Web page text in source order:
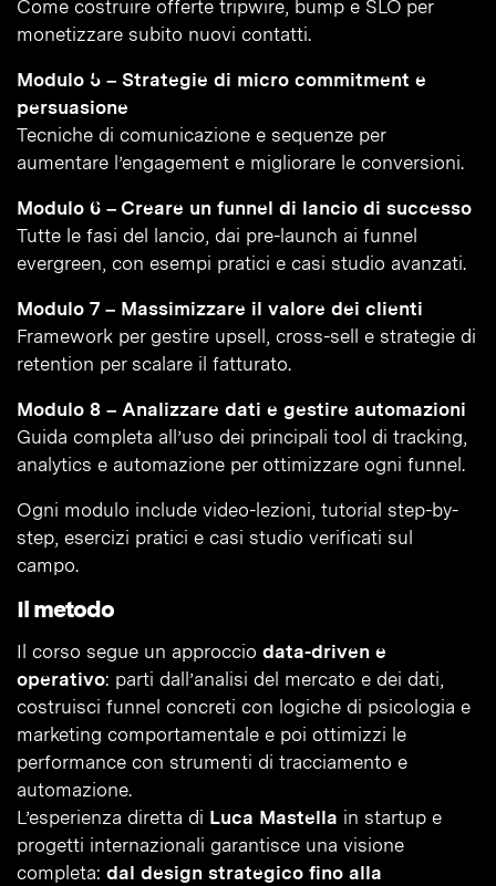
Come costruire offerte tripwire, bump e SLO per
monetizzare subito nuovi contatti.
Modulo 5 – Strategie di micro commitment e
persuasione
Tecniche di comunicazione e sequenze per
aumentare l’engagement e migliorare le conversioni.
Modulo 6 – Creare un funnel di lancio di successo
Tutte le fasi del lancio, dai pre-launch ai funnel
evergreen, con esempi pratici e casi studio avanzati.
Modulo 7 – Massimizzare il valore dei clienti
Framework per gestire upsell, cross-sell e strategie di
retention per scalare il fatturato.
Modulo 8 – Analizzare dati e gestire automazioni
Guida completa all’uso dei principali tool di tracking,
analytics e automazione per ottimizzare ogni funnel.
Ogni modulo include video-lezioni, tutorial step-by-
step, esercizi pratici e casi studio verificati sul
campo.
Il metodo
Il corso segue un approccio data-driven e
operativo: parti dall’analisi del mercato e dei dati,
costruisci funnel concreti con logiche di psicologia e
marketing comportamentale e poi ottimizzi le
performance con strumenti di tracciamento e
automazione.
L’esperienza diretta di Luca Mastella in startup e
progetti internazionali garantisce una visione
completa: dal design strategico fino alla